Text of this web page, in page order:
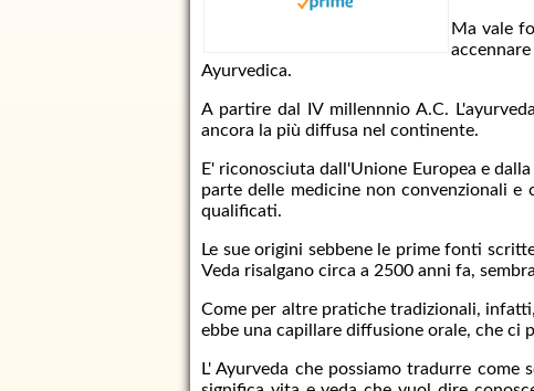
Ma vale
Ayurvedica.
A partire dal IV millennnio A.C.
ancora la più diffusa nel continente.
E' riconosciuta dall'Unione Europea e
parte delle medicine non convenzionali e
qualificati.
Le sue origini sebbene le prime fonti
Veda risalgano circa a 2500 anni fa,
Come per altre pratiche tradizionali,
ebbe una capillare diffusione orale, che ci
L' Ayurveda che possiamo tradurre come